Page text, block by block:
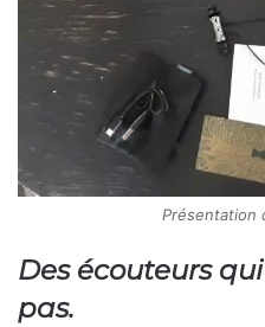
Présentation
Des écouteurs
pas.